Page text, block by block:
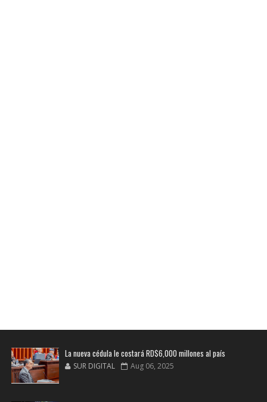
La nueva cédula le costará RD$6,000 millones al país
SUR DIGITAL Aug 06, 2025